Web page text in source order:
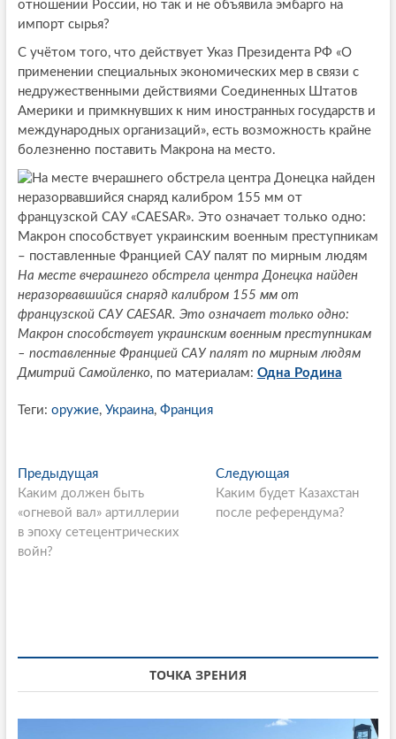
отношении России, но так и не объявила эмбарго на
импорт сырья?
С учётом того, что действует Указ Президента РФ «О
применении специальных экономических мер в связи с
недружественными действиями Соединенных Штатов
Америки и примкнувших к ним иностранных государств и
международных организаций», есть возможность крайне
болезненно поставить Макрона на место.
На месте вчерашнего обстрела центра Донецка найден
неразорвавшийся снаряд калибром 155 мм от
французской САУ CAESAR. Это означает только одно:
Макрон способствует украинским военным преступникам
– поставленные Францией САУ палят по мирным людям
Дмитрий Самойленко, по материалам: Одна Родина
Теги: оружие, Украина, Франция
P
o
s
t
v
ПредыдущаяП
р
е
д
т
Каким должен быть
«огневой вал» артиллерии
в эпоху сетецентрических
войн?
Следующая
л
е
а
Каким будет Казахстан
после референдума?
ТОЧКА ЗРЕНИЯ